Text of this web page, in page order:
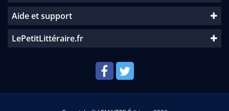
Aide et support
LePetitLittéraire.fr